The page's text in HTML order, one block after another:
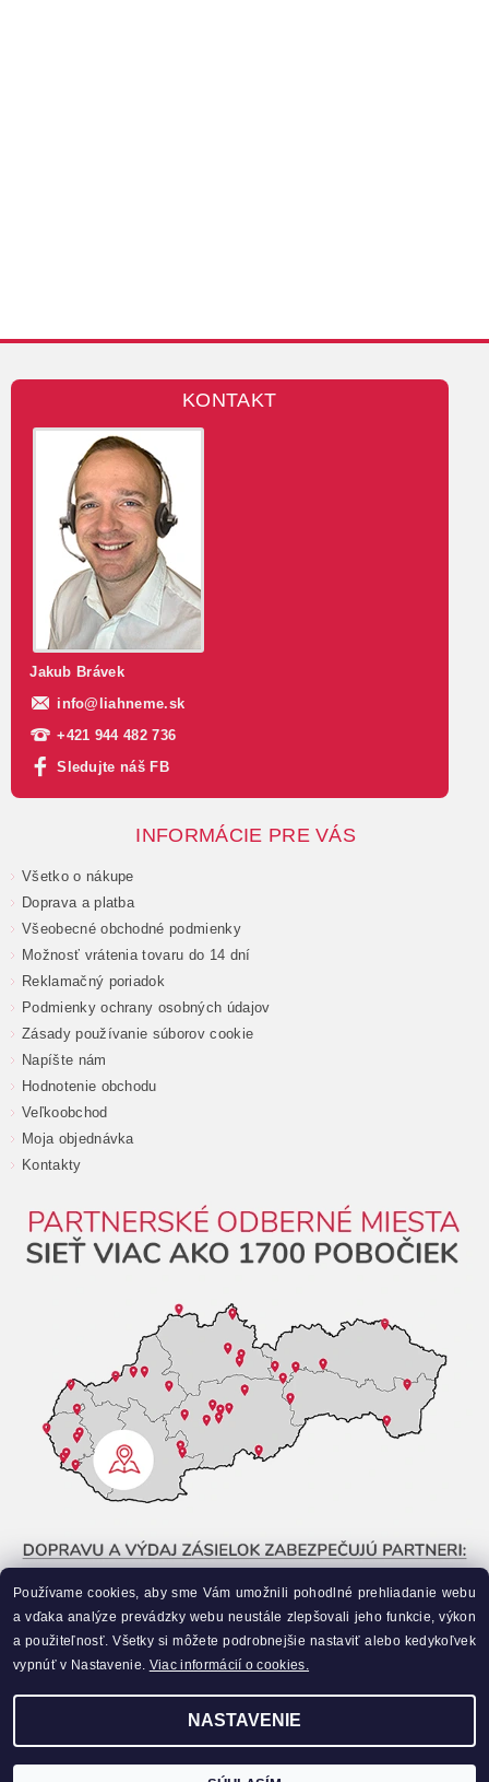
KONTAKT
Jakub Brávek
info@ liahneme.sk
+421 944 482 736
Sledujte náš FB
INFORMÁCIE PRE VÁS
Všetko o nákupe
Doprava a platba
Všeobecné obchodné podmienky
Možnosť vrátenia tovaru do 14 dní
Reklamačný poriadok
Podmienky ochrany osobných údajov
Zásady používanie súborov cookie
Napíšte nám
Hodnotenie obchodu
Veľkoobchod
Moja objednávka
Kontakty
Vytvoril Shoptet
Používame cookies, aby sme Vám umožnili pohodlné prehliadanie webu
a vďaka analýze prevádzky webu neustále zlepšovali jeho funkcie, výkon
a použiteľnosť. Všetky si môžete podrobnejšie nastaviť alebo kedykoľvek
vypnúť v Nastavenie. Viac informácií o cookies.
NASTAVENIE